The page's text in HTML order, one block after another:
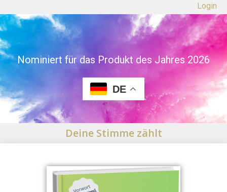
Login
Nominiert für das Produkt des Jahres 2026
DE
Deine Stimme zählt